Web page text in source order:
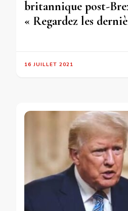
britannique post-
« Regardez les
16 JUILLET 2021